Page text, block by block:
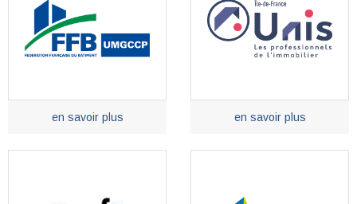
en savoir plus en savoir plus